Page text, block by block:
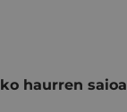
haurren saioa